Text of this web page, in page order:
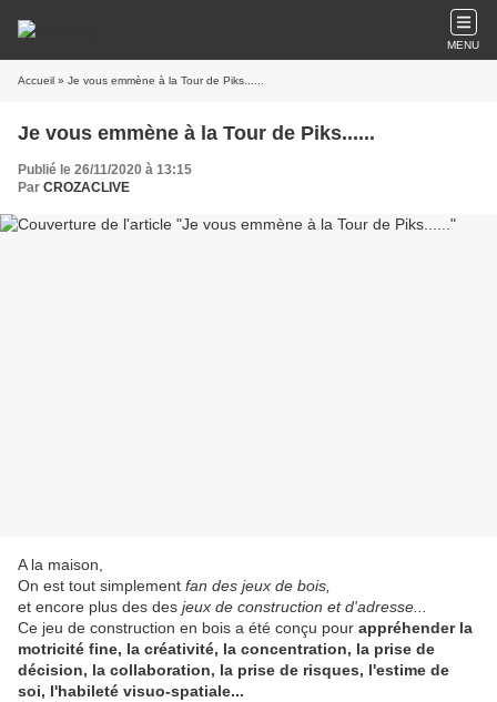
MENU
Accueil » Je vous emmène à la Tour de Piks......
Je vous emmène à la Tour de Piks......
Publié le 26/11/2020 à 13:15
Par CROZACLIVE
A la maison,
On est tout simplement fan des jeux de bois,
et encore plus des des jeux de construction et d'adresse...
Ce jeu de construction en bois a été conçu pour appréhender la
motricité fine, la créativité, la concentration, la prise de
décision, la collaboration, la prise de risques, l'estime de
soi, l'habileté visuo-spatiale...